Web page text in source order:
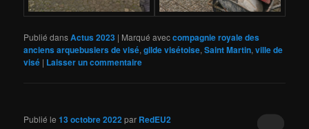
Publié dansActus 2023 | Marqué aveccompagnie royale des
anciens arquebusiers de visé,gilde visétoise,Saint Martin,ville de
visé | Laisser un commentaire
Publié le13 octobre 2022par RedEU2